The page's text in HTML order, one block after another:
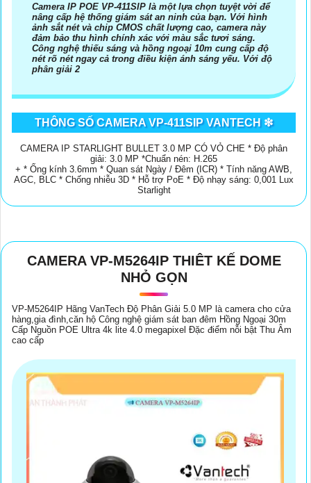
Camera IP POE VP-411SIP là một lựa chọn tuyệt vời để
nâng cấp hệ thống giám sát an ninh của bạn. Với hình
ảnh sắt nét và chip CMOS chất lượng cao, camera này
đảm bảo thu hình chính xác với màu sắc tươi sáng.
Công nghệ thiếu sáng và hồng ngoại 10m cung cấp độ
nét rõ nét ngay cả trong điều kiện ánh sáng yếu. Với độ
phân giải 2
THÔNG SỐ CAMERA VP-411SIP VANTECH ❇
CAMERA IP STARLIGHT BULLET 3.0 MP CÓ VỎ CHE * Độ phân
giải: 3.0 MP *Chuẩn nén: H.265
+ * Ống kính 3.6mm * Quan sát Ngày / Đêm (ICR) * Tính năng AWB,
AGC, BLC * Chống nhiễu 3D * Hỗ trợ PoE * Độ nhạy sáng: 0,001 Lux
Starlight
CAMERA VP-M5264IP THIÊT KẾ DOME
NHỎ GỌN
VP-M5264IP Hãng VanTech Độ Phân Giải 5.0 MP là camera cho cửa
hàng,gia đình,căn hộ Công nghệ giám sát ban đêm Hồng Ngoại 30m
Cấp Nguồn POE Ultra 4k lite 4.0 megapixel Đặc điểm nỗi bật Thu Âm
cao cấp